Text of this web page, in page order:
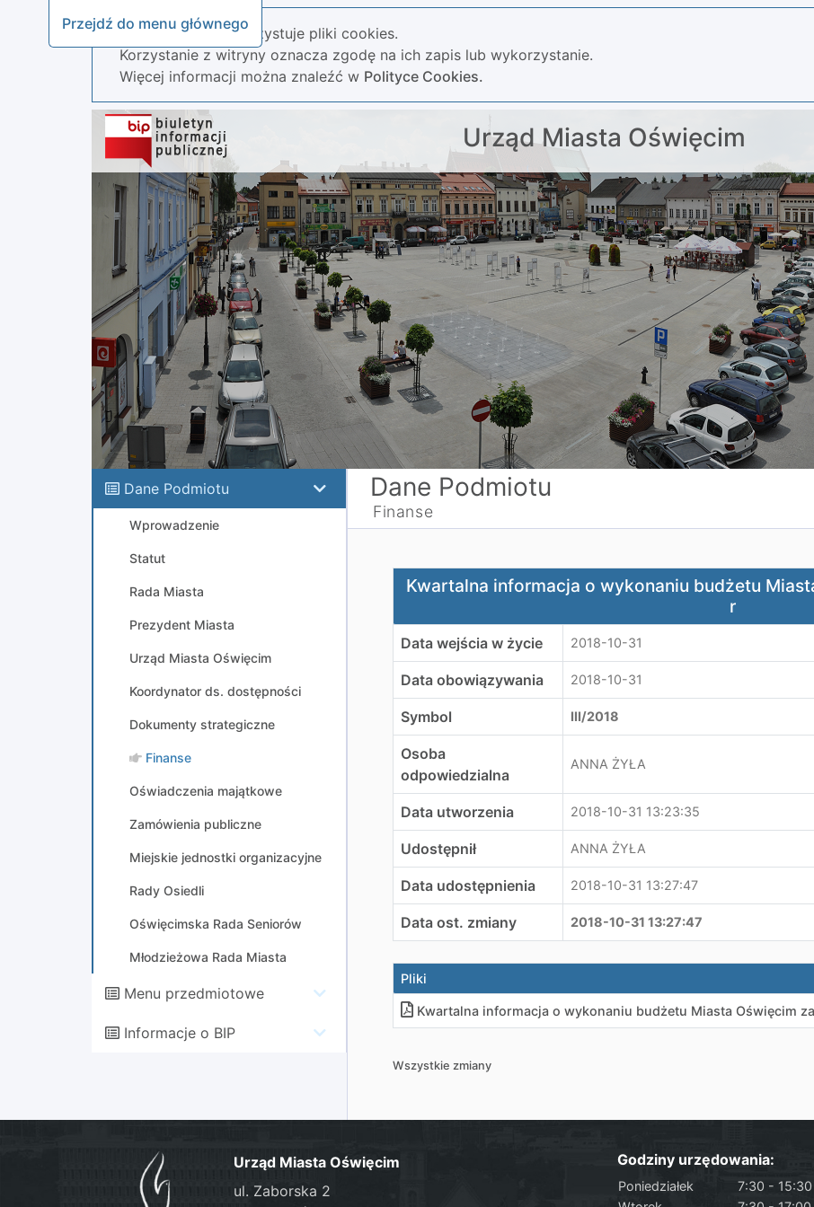
Przejdź do menu głównego
Nasza strona wykorzystuje pliki cookies.
Korzystanie z witryny oznacza zgodę na ich zapis lub wykorzystanie.
Więcej informacji można znaleźć w Polityce Cookies.
Urząd Miasta Oświęcim
Dane Podmiotu
Wprowadzenie
Statut
Rada Miasta
Prezydent Miasta
Urząd Miasta Oświęcim
Koordynator ds. dostępności
Dokumenty strategiczne
Finanse
Oświadczenia majątkowe
Zamówienia publiczne
Miejskie jednostki organizacyjne
Rady Osiedli
Oświęcimska Rada Seniorów
Młodzieżowa Rada Miasta
Menu przedmiotowe
Informacje o BIP
Dane Podmiotu
Finanse
Kwartalna informacja o wykonaniu budżetu Miasta Oświęcim
Kwartalna informacja o wykonaniu budżetu
r
Data wejścia w życie 2018-10-31
Data obowiązywania 2018-10-31
Symbol III/2018
Osoba
odpowiedzialna
ANNA ŻYŁA
Data utworzenia 2018-10-31 13:23:35
Udostępnił ANNA ŻYŁA
Data udostępnienia 2018-10-31 13:27:47
Data ost. zmiany 2018-10-31 13:27:47
Pliki
Kwartalna informacja o wykonaniu budżetu Miasta Oświęcim
Wszystkie zmiany
Urząd Miasta Oświęcim
ul. Zaborska 2
Godziny urzędowania:
Poniedziałek
7:30 - 15:30